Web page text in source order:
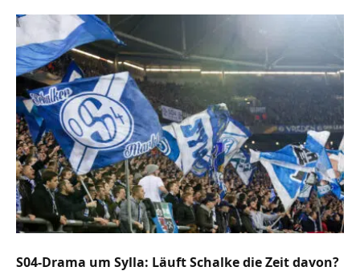
S04-Drama um Sylla: Läuft Schalke die Zeit davon?